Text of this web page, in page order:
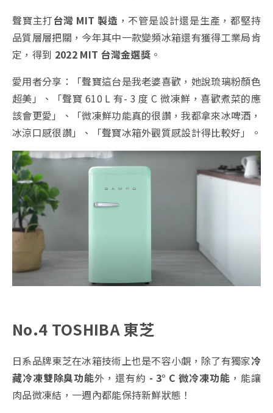
聲寶主打台灣 MIT 製造 ，不管是設計還是生產，都堅持
品質層層把關，今年其中一款變頻冰箱還有獲得工業局肯
定，得到 2022 MIT 台灣金選獎 。
愛用者分享：「聲寶這台是我老婆喜歡，她說琉璃粉顏色
超美」、「聲寶 610 L 有- 3 度 C 微凍鮮，喜歡煮菜的應
該會更愛」、「微凍鮮功能真的很讚，我都拿來冰啤酒，
冰涼口感很讚」、「聲寶冰箱外觀質感設計得比較好」。
No.4 TOSHIBA 東芝
日系品牌東芝在冰箱技術上也是不容小覷，除了有獨家冷
藏冷凍雙除臭功能外，還有約 - 3° C 微冷凍功能 ，能讓
肉品微凍結，一週內都能保持新鮮狀態！